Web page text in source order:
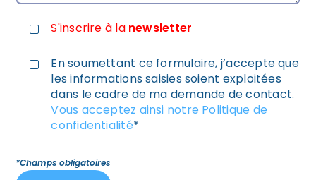
S'inscrire à la newsletter
En soumettant ce formulaire, j’accepte que
les informations saisies soient exploitées
dans le cadre de ma demande de contact.
Vous acceptez ainsi notre Politique de
confidentialité*
*Champs obligatoires